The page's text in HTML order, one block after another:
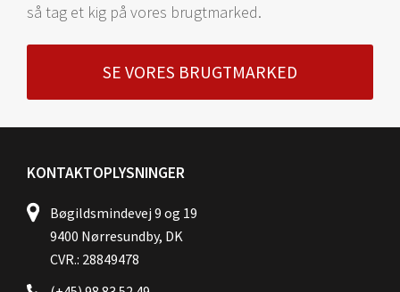
så tag et kig på vores brugtmarked.
SE VORES BRUGTMARKED
KONTAKTOPLYSNINGER
Bøgildsmindevej 9 og 19
9400 Nørresundby, DK
CVR.: 28849478